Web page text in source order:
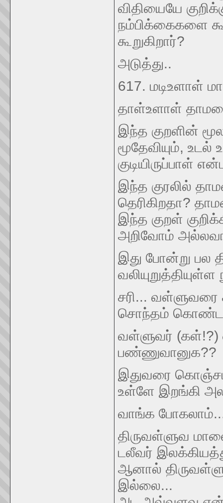
விதியையே
நம்பிக்கைகளை
கூறுகிறார்?
அடுத்து..
617. மடிஉளாள்
தாள்உளாள்
இந்த குறளின்
மூதேவியும்,
குடியிருப்பாள்
இந்த குரலில்
தெரிகிறதா?
இந்த குறள்
அறிவோம்
இது போன்று பல
சரி...
சொந்தம்
வள்ளுவர்
பண்ணுவானுக??
இதுவரை
உள்ளே இறங்கி
வாங்க
திருவள்ளுவ
டலீவர்
ஆனால்
இல்லை...